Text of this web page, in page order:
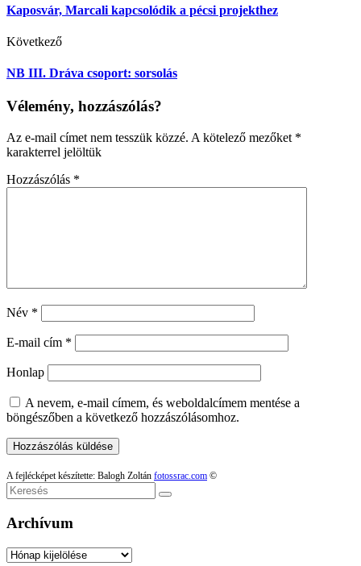
Kaposvár, Marcali kapcsolódik a pécsi projekthez
Következő
NB III. Dráva csoport: sorsolás
Vélemény, hozzászólás?
Az e-mail címet nem tesszük közzé. A kötelező mezőket *
karakterrel jelöltük
Hozzászólás *
Név *
E-mail cím *
Honlap
A nevem, e-mail címem, és weboldalcímem mentése a
böngészőben a következő hozzászólásomhoz.
A fejlécképet készítette: Balogh Zoltán fotossrac.com ©
Keresés
Archívum
Archívum